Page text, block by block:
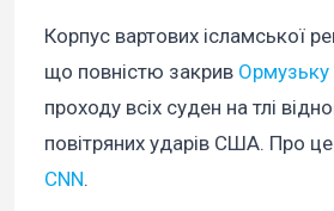
Корпус вартових ісламської
що повністю закрив Ормузьку
проходу всіх суден на тлі
повітряних ударів США. Про
CNN.